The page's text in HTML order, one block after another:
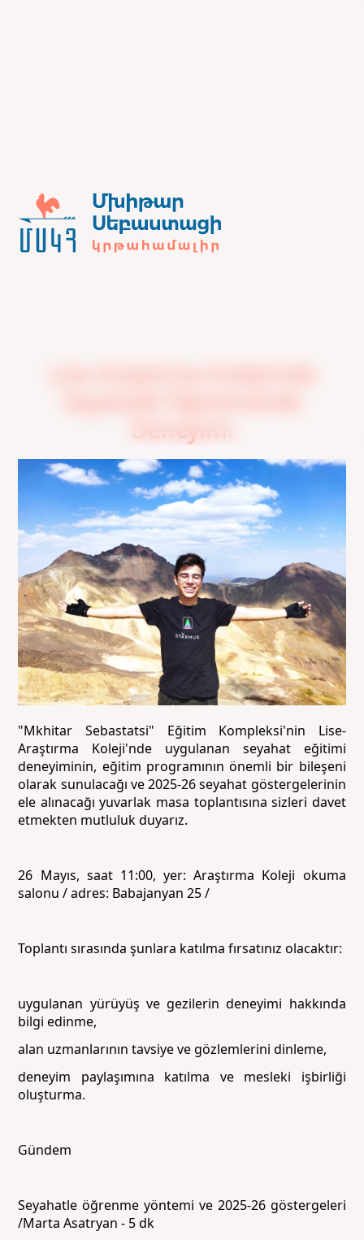
Deneyimi
"Mkhitar Sebastatsi" Eğitim Kompleksi'nin Lise-
Araştırma Koleji'nde uygulanan seyahat eğitimi
deneyiminin, eğitim programının önemli bir bileşeni
olarak sunulacağı ve 2025-26 seyahat göstergelerinin
ele alınacağı yuvarlak masa toplantısına sizleri davet
etmekten mutluluk duyarız.
26 Mayıs, saat 11:00, yer: Araştırma Koleji okuma
salonu / adres: Babajanyan 25 /
Toplantı sırasında şunlara katılma fırsatınız olacaktır:
uygulanan yürüyüş ve gezilerin deneyimi hakkında
bilgi edinme,
alan uzmanlarının tavsiye ve gözlemlerini dinleme,
deneyim paylaşımına katılma ve mesleki işbirliği
oluşturma.
Gündem
Seyahatle öğrenme yöntemi ve 2025-26 göstergeleri
/Marta Asatryan - 5 dk